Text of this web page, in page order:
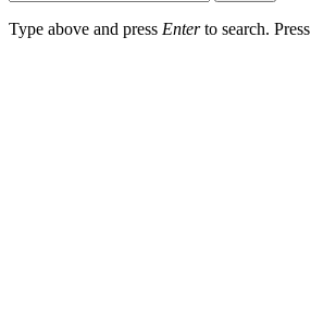
Type above and press Enterto search. Press